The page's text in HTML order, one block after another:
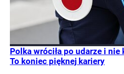
Polka wróciła po udarze i nie
To koniec pięknej kariery